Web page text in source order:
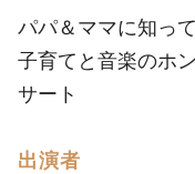
パパ＆ママに知っ
子育てと音楽のホ
サート
出演者